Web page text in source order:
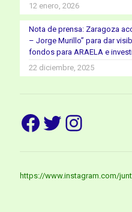
12 enero, 2026
Nota de prensa: Zaragoza
– Jorge Murillo” para dar
fondos para ARAELA e
22 diciembre, 2025
Facebook
Twitter
https://www.instagram.com/